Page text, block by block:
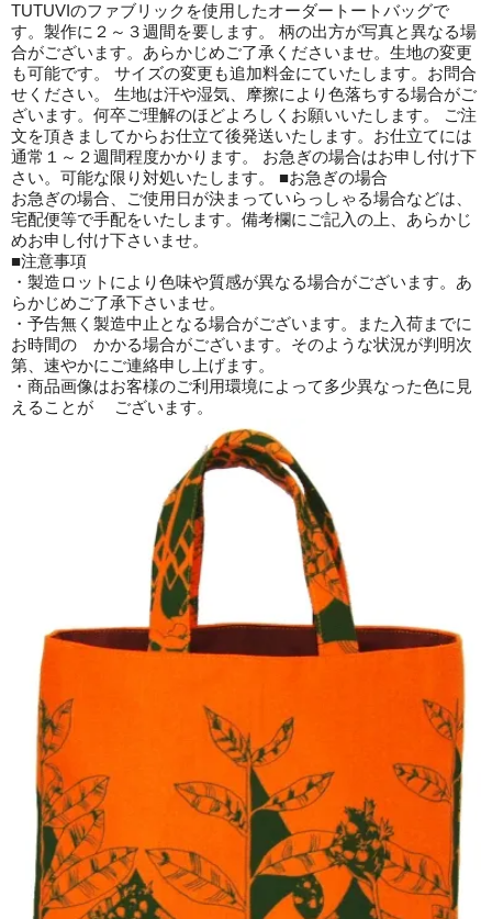
TUTUVIのファブリックを使用したオーダートートバッグで
す。製作に２～３週間を要します。 柄の出方が写真と異なる場
合がございます。あらかじめご了承くださいませ。生地の変更
も可能です。 サイズの変更も追加料金にていたします。お問合
せください。 生地は汗や湿気、摩擦により色落ちする場合がご
ざいます。何卒ご理解のほどよろしくお願いいたします。 ご注
文を頂きましてからお仕立て後発送いたします。お仕立てには
通常１～２週間程度かかります。 お急ぎの場合はお申し付け下
さい。可能な限り対処いたします。 ■お急ぎの場合
お急ぎの場合、ご使用日が決まっていらっしゃる場合などは、
宅配便等で手配をいたします。備考欄にご記入の上、あらかじ
めお申し付け下さいませ。
■注意事項
・製造ロットにより色味や質感が異なる場合がございます。あ
らかじめご了承下さいませ。
・予告無く製造中止となる場合がございます。また入荷までに
お時間の かかる場合がございます。そのような状況が判明次
第、速やかにご連絡申し上げます。
・商品画像はお客様のご利用環境によって多少異なった色に見
えることが ございます。